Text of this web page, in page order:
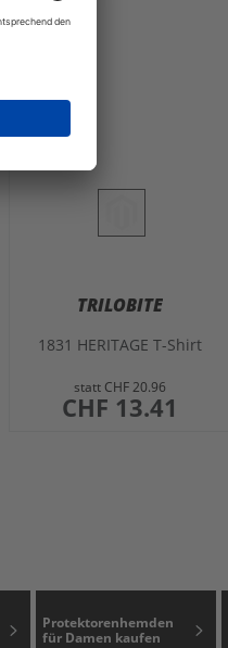
TRILOBITE
1831 HERITAGE T-Shirt
statt CHF 20.96
sonderangebot
CHF 13.41
Protektorenhemden
für Damen kaufen